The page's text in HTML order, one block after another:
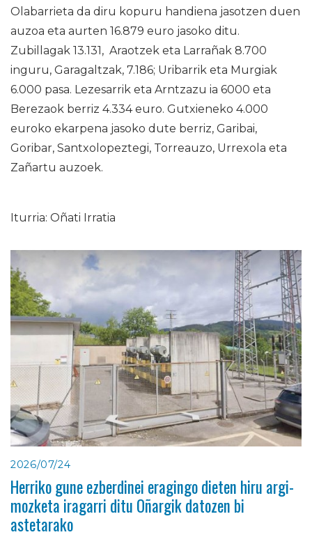
Olabarrieta da diru kopuru handiena jasotzen duen
auzoa eta aurten 16.879 euro jasoko ditu.
Zubillagak 13.131, Araotzek eta Larrañak 8.700
inguru, Garagaltzak, 7.186; Uribarrik eta Murgiak
6.000 pasa. Lezesarrik eta Arntzazu ia 6000 eta
Berezaok berriz 4.334 euro. Gutxieneko 4.000
euroko ekarpena jasoko dute berriz, Garibai,
Goribar, Santxolopeztegi, Torreauzo, Urrexola eta
Zañartu auzoek.
Iturria: Oñati Irratia
2026/07/24
Herriko gune ezberdinei eragingo dieten hiru argi-
mozketa iragarri ditu Oñargik datozen bi
astetarako